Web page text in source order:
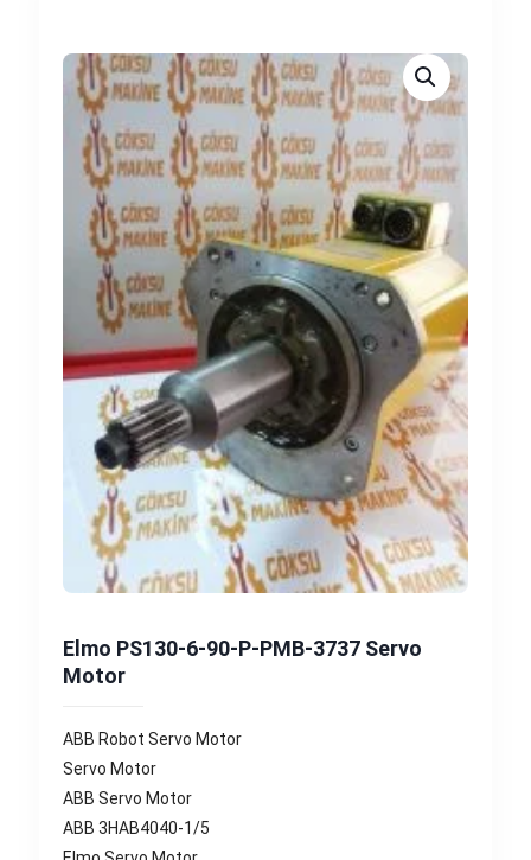
Elmo PS130-6-90-P-PMB-3737 Servo
Motor
ABB Robot Servo Motor
Servo Motor
ABB Servo Motor
ABB 3HAB4040-1/5